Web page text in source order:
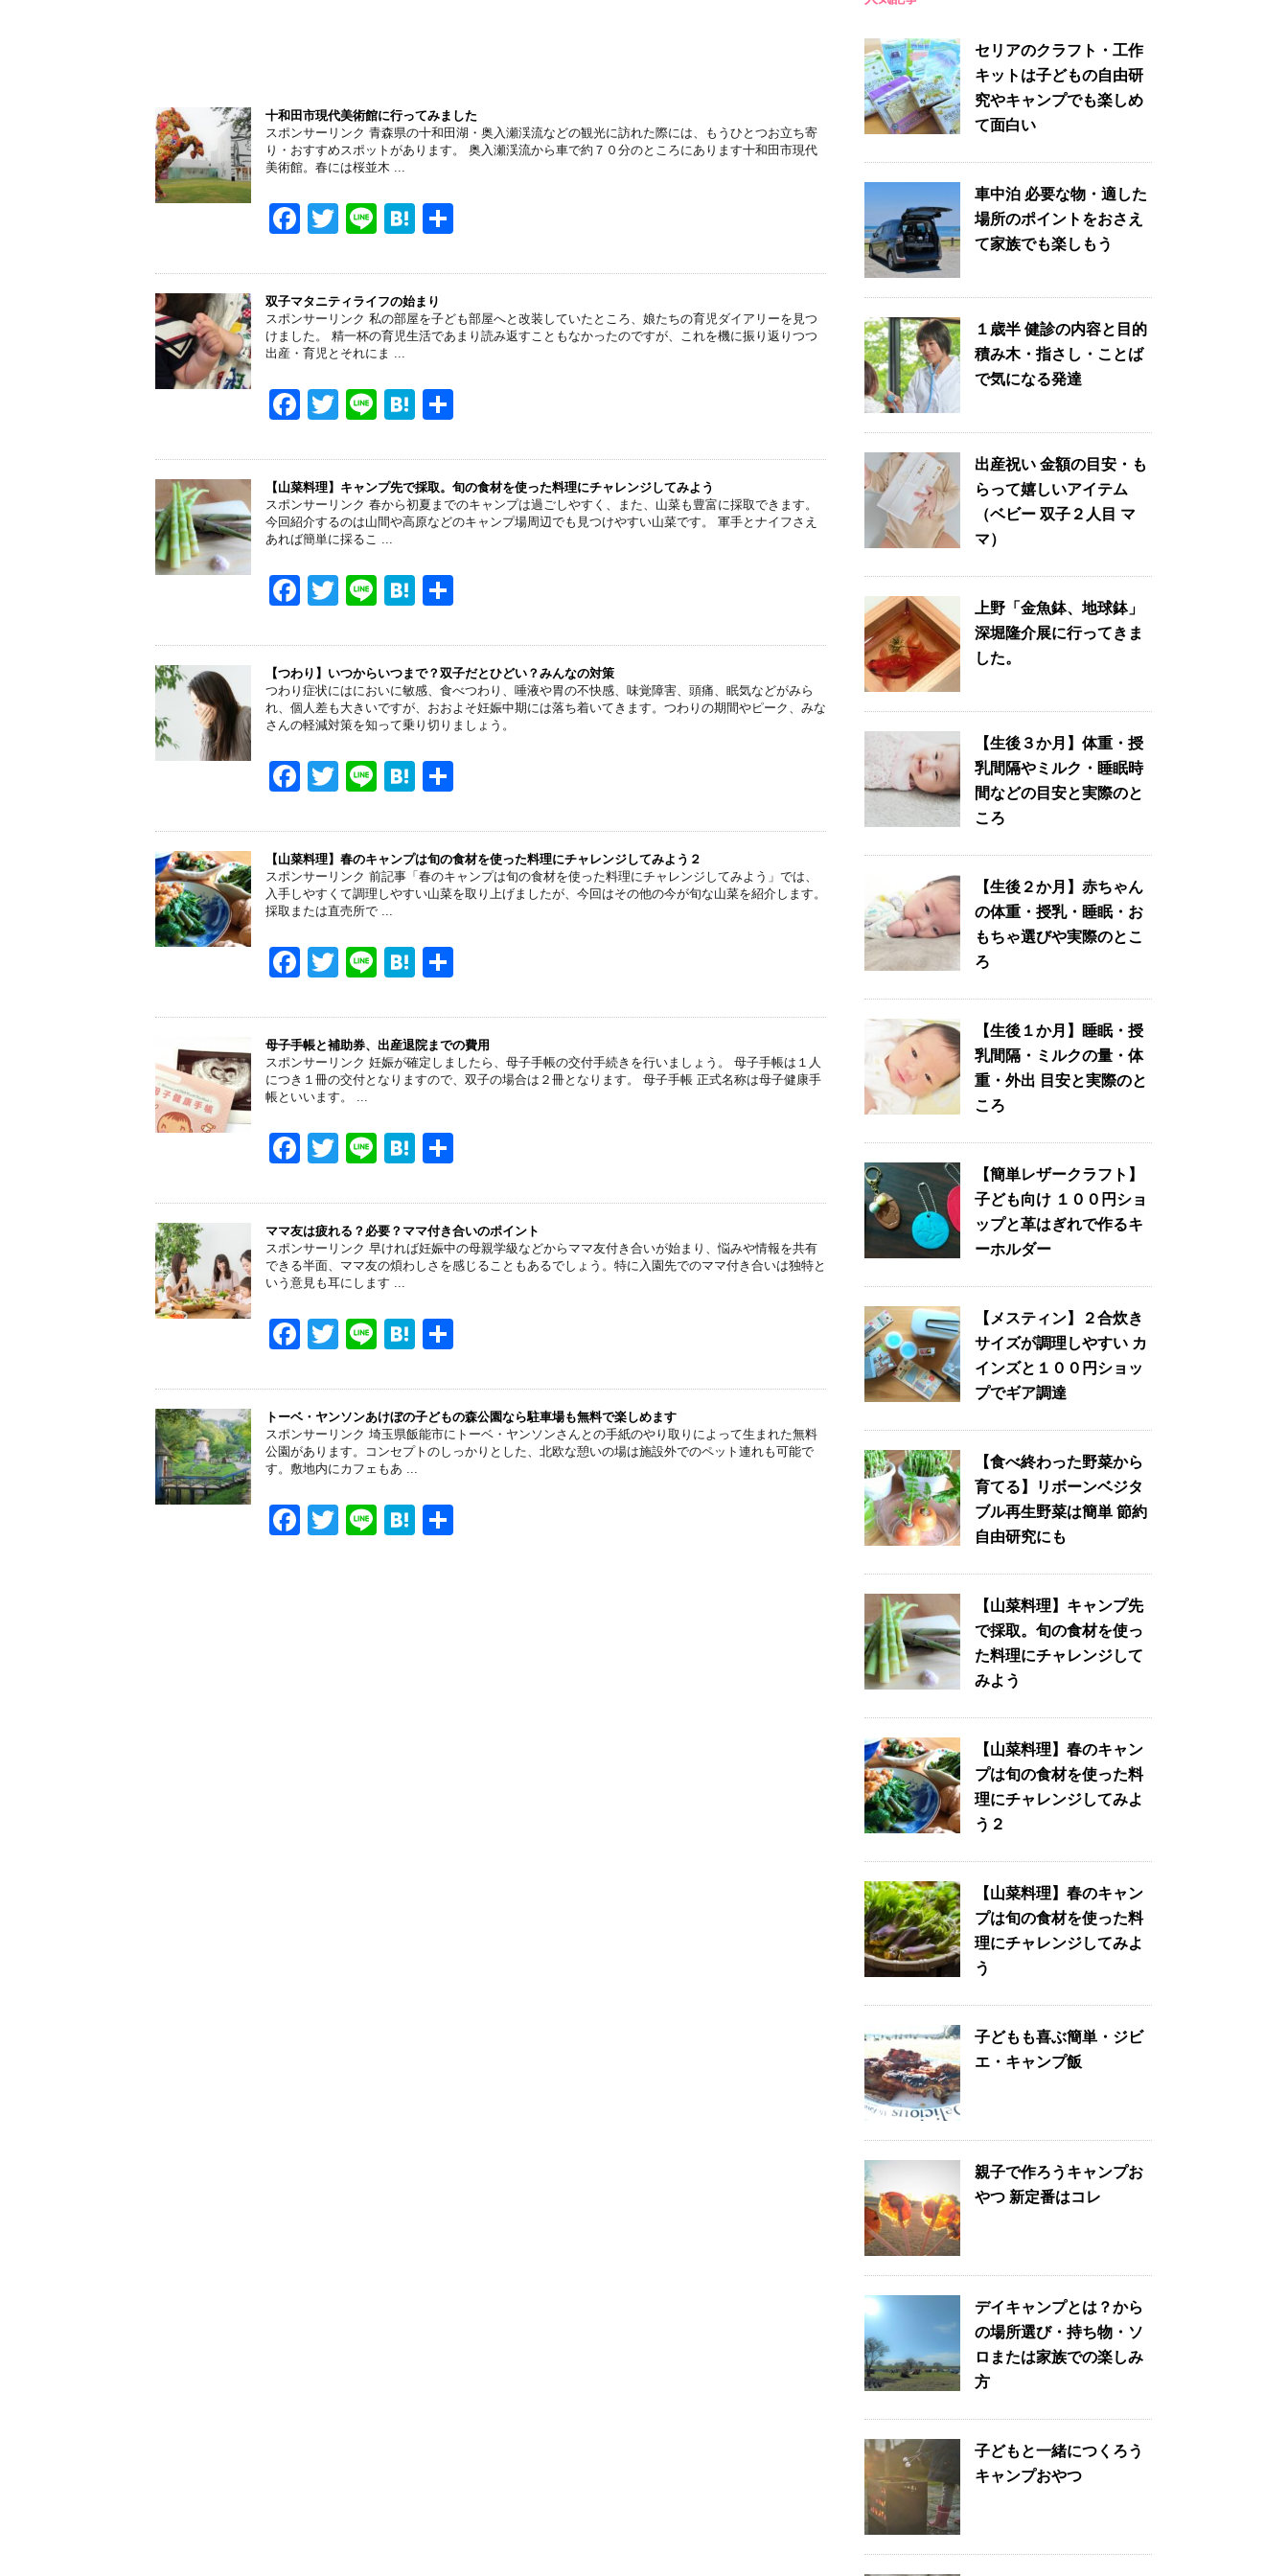
十和田市現代美術館に行ってみました
スポンサーリンク 青森県の十和田湖・奥入瀬渓流などの観光に訪れた際には、もうひとつお立ち寄
り・おすすめスポットがあります。 奥入瀬渓流から車で約７０分のところにあります十和田市現代
美術館。春には桜並木 ...
F
c
e
b
o
T
tt
er
Li
e
H
e
n
a
双子マタニティライフの始まり
スポンサーリンク 私の部屋を子ども部屋へと改装していたところ、娘たちの育児ダイアリーを見つ
けました。 精一杯の育児生活であまり読み返すこともなかったのですが、これを機に振り返りつつ
出産・育児とそれにま ...
F
c
e
b
o
T
tt
er
Li
e
H
e
n
a
【山菜料理】キャンプ先で採取。旬の食材を使った料理にチャレンジしてみよう
スポンサーリンク 春から初夏までのキャンプは過ごしやすく、また、山菜も豊富に採取できます。
今回紹介するのは山間や高原などのキャンプ場周辺でも見つけやすい山菜です。 軍手とナイフさえ
あれば簡単に採るこ ...
F
c
e
b
o
T
tt
er
Li
e
H
e
n
a
【つわり】いつからいつまで？双子だとひどい？みんなの対策
つわり症状にはにおいに敏感、食べつわり、唾液や胃の不快感、味覚障害、頭痛、眠気などがみら
れ、個人差も大きいですが、おおよそ妊娠中期には落ち着いてきます。つわりの期間やピーク、みな
さんの軽減対策を知って乗り切りましょう。
F
c
e
b
o
T
tt
er
Li
e
H
e
n
a
【山菜料理】春のキャンプは旬の食材を使った料理にチャレンジしてみよう２
スポンサーリンク 前記事「春のキャンプは旬の食材を使った料理にチャレンジしてみよう」では、
入手しやすくて調理しやすい山菜を取り上げましたが、今回はその他の今が旬な山菜を紹介します。
採取または直売所で ...
F
c
e
b
o
T
tt
er
Li
e
H
e
n
a
母子手帳と補助券、出産退院までの費用
スポンサーリンク 妊娠が確定しましたら、母子手帳の交付手続きを行いましょう。 母子手帳は１人
につき１冊の交付となりますので、双子の場合は２冊となります。 母子手帳 正式名称は母子健康手
帳といいます。 ...
F
c
e
b
o
T
tt
er
Li
e
H
e
n
a
ママ友は疲れる？必要？ママ付き合いのポイント
スポンサーリンク 早ければ妊娠中の母親学級などからママ友付き合いが始まり、悩みや情報を共有
できる半面、ママ友の煩わしさを感じることもあるでしょう。特に入園先でのママ付き合いは独特と
いう意見も耳にします ...
F
c
e
b
o
T
tt
er
Li
e
H
e
n
a
トーベ・ヤンソンあけぼの子どもの森公園なら駐車場も無料で楽しめます
スポンサーリンク 埼玉県飯能市にトーベ・ヤンソンさんとの手紙のやり取りによって生まれた無料
公園があります。コンセプトのしっかりとした、北欧な憩いの場は施設外でのペット連れも可能で
す。敷地内にカフェもあ ...
F
T
Li
H
セリアのクラフト・工作
キットは子どもの自由研
究やキャンプでも楽しめ
て面白い
車中泊 必要な物・適した
場所のポイントをおさえ
て家族でも楽しもう
１歳半 健診の内容と目的
積み木・指さし・ことば
で気になる発達
出産祝い 金額の目安・も
らって嬉しいアイテム
（ベビー 双子２人目 マ
マ）
上野「金魚鉢、地球鉢」
深堀隆介展に行ってきま
した。
【生後３か月】体重・授
乳間隔やミルク・睡眠時
間などの目安と実際のと
ころ
【生後２か月】赤ちゃん
の体重・授乳・睡眠・お
もちゃ選びや実際のとこ
ろ
【生後１か月】睡眠・授
乳間隔・ミルクの量・体
重・外出 目安と実際のと
ころ
【簡単レザークラフト】
子ども向け １００円ショ
ップと革はぎれで作るキ
ーホルダー
【メスティン】２合炊き
サイズが調理しやすい カ
インズと１００円ショッ
プでギア調達
【食べ終わった野菜から
育てる】リボーンベジタ
ブル再生野菜は簡単 節約
自由研究にも
【山菜料理】キャンプ先
で採取。旬の食材を使っ
た料理にチャレンジして
みよう
【山菜料理】春のキャン
プは旬の食材を使った料
理にチャレンジしてみよ
う２
【山菜料理】春のキャン
プは旬の食材を使った料
理にチャレンジしてみよ
う
子どもも喜ぶ簡単・ジビ
エ・キャンプ飯
親子で作ろうキャンプお
やつ 新定番はコレ
デイキャンプとは？から
の場所選び・持ち物・ソ
ロまたは家族での楽しみ
方
子どもと一緒につくろう
キャンプおやつ